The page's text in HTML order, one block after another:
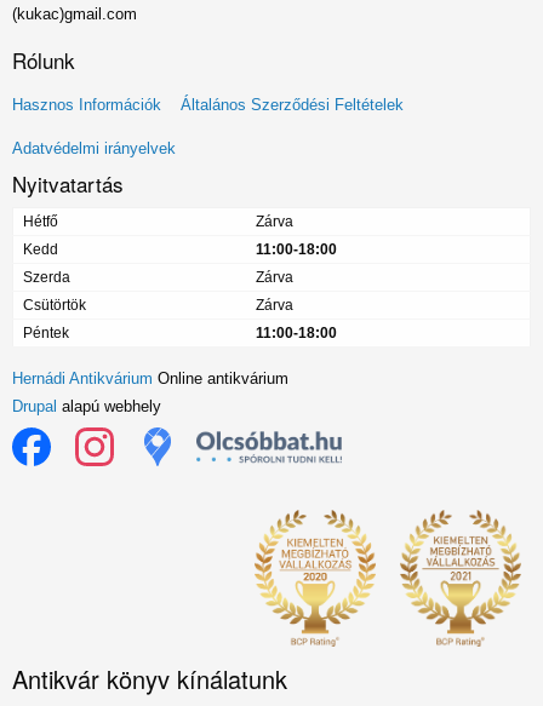
(kukac)gmail.com
Rólunk
Lábléc
menü
Hasznos Információk Általános Szerződési Feltételek
Adatvédelmi irányelvek
Nyitvatartás
Hétfő
Zárva
Kedd
11:00-18:00
Szerda
Zárva
Csütörtök
Zárva
Péntek
11:00-18:00
Hernádi Antikvárium Online antikvárium
Drupal alapú webhely
Antikvár könyv kínálatunk